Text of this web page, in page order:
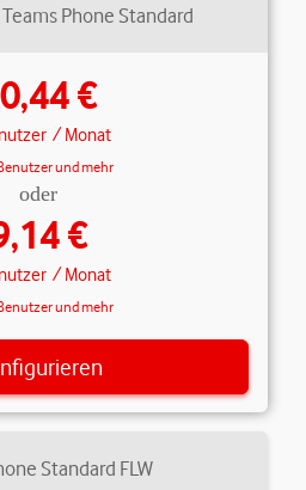
Phone Standard
€
/ Monat
und mehr
oder
€
/ Monat
und mehr
Standard FLW